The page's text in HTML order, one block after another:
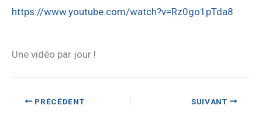
https://www.youtube.com/watch?v=Rz0go1pTda8
Une vidéo par jour !
PRÉCÉDENT SUIVANT